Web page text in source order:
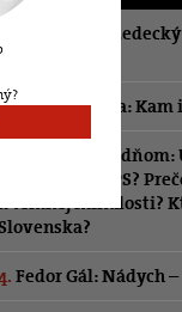
Vladimír
Téma .týždňa: Kam
Týždeň s
Korčok, alebo PS?
temnej minulosti?
Fedor Gál: Nádych